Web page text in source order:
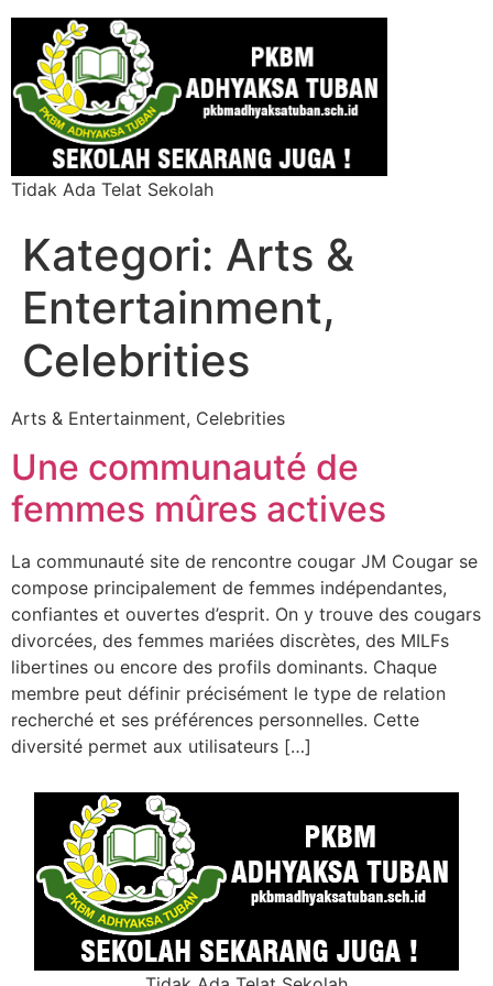
Tidak Ada Telat Sekolah
Kategori: Arts &
Entertainment,
Celebrities
Arts & Entertainment, Celebrities
Une communauté de
femmes mûres actives
La communauté site de rencontre cougar JM Cougar se
compose principalement de femmes indépendantes,
confiantes et ouvertes d’esprit. On y trouve des cougars
divorcées, des femmes mariées discrètes, des MILFs
libertines ou encore des profils dominants. Chaque
membre peut définir précisément le type de relation
recherché et ses préférences personnelles. Cette
diversité permet aux utilisateurs […]